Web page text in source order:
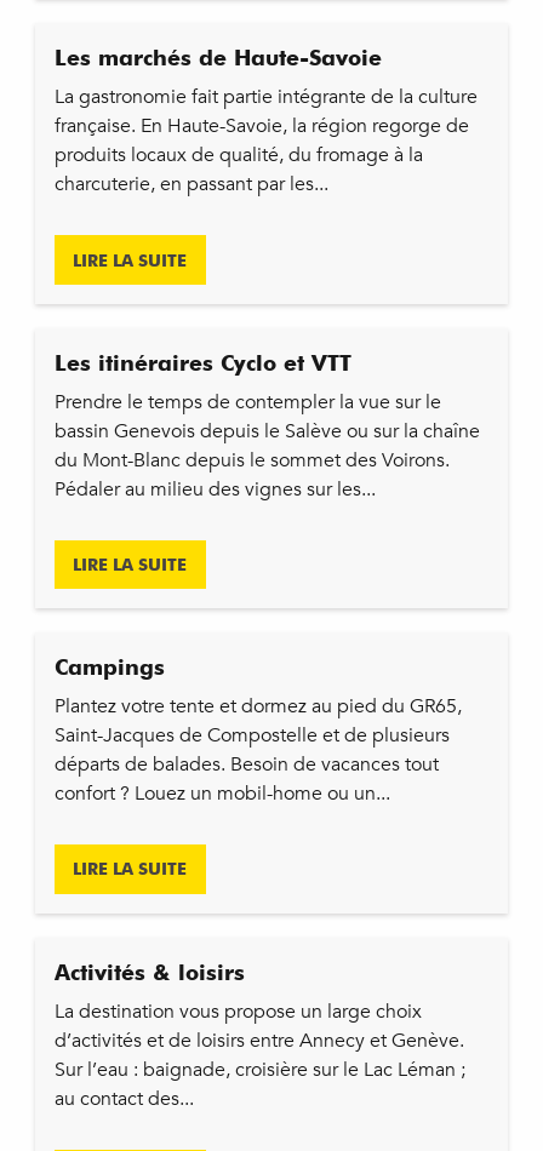
Les marchés de Haute-Savoie
La gastronomie fait partie intégrante de la culture
française. En Haute-Savoie, la région regorge de
produits locaux de qualité, du fromage à la
charcuterie, en passant par les...
LIRE LA SUITE
Les itinéraires Cyclo et VTT
Prendre le temps de contempler la vue sur le
bassin Genevois depuis le Salève ou sur la chaîne
du Mont-Blanc depuis le sommet des Voirons.
Pédaler au milieu des vignes sur les...
LIRE LA SUITE
Campings
Plantez votre tente et dormez au pied du GR65,
Saint-Jacques de Compostelle et de plusieurs
départs de balades. Besoin de vacances tout
confort ? Louez un mobil-home ou un...
LIRE LA SUITE
Activités & loisirs
La destination vous propose un large choix
d’activités et de loisirs entre Annecy et Genève.
Sur l’eau : baignade, croisière sur le Lac Léman ;
au contact des...